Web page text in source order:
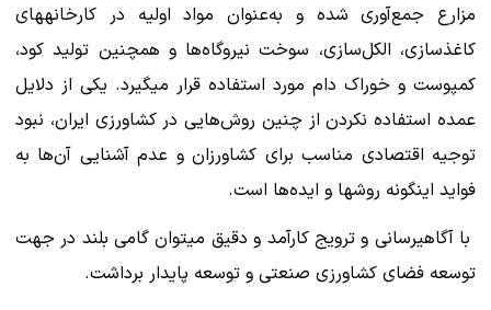
مزارع جمع‌آوری شده و به‌عنوان مواد اولیه در کارخانههای
کاغذسازی، الکل‌سازی، سوخت نیروگاه‌ها و همچنین تولید کود،
کمپوست و خوراک دام مورد استفاده قرار میگیرد. یکی از دلایل
عمده استفاده نکردن از چنین روش‌هایی در کشاورزی ایران، نبود
توجیه اقتصادی مناسب برای کشاورزان و عدم آشنایی آن‌ها به
فواید اینگونه روشها و ایده‌ها است.
با آگاهیرسانی و ترویج کارآمد و دقیق میتوان گامی بلند در جهت
توسعه فضای کشاورزی صنعتی و توسعه پایدار برداشت.